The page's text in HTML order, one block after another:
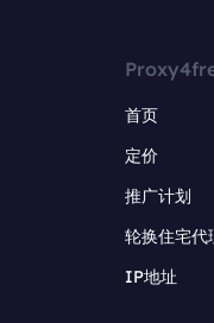
首页
定价
推广计划
轮换住宅代
IP地址